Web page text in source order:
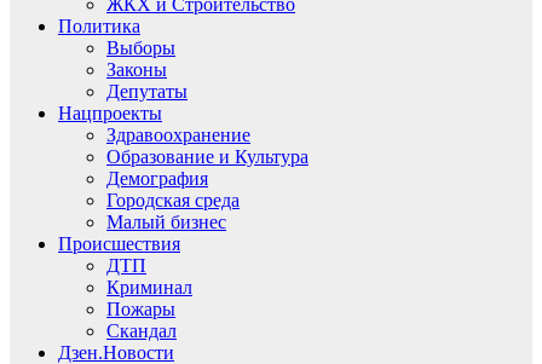
ЖКХ и Строительство
Политика
Выборы
Законы
Депутаты
Нацпроекты
Здравоохранение
Образование и Культура
Демография
Городская среда
Малый бизнес
Происшествия
ДТП
Криминал
Пожары
Скандал
Дзен.Новости